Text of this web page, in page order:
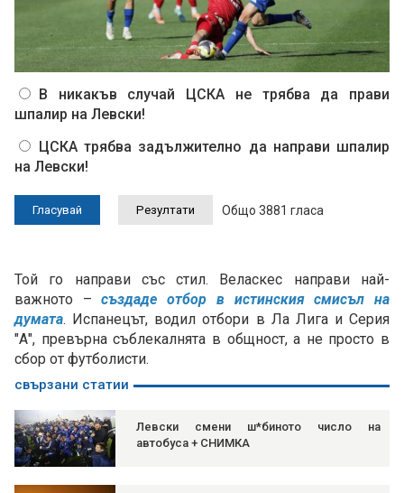
В никакъв случай ЦСКА не трябва да прави
шпалир на Левски!
ЦСКА трябва задължително да направи шпалир
на Левски!
Общо 3881 гласа
Той го направи със стил. Веласкес направи най-
важното –създаде отбор в истинския смисъл на
думата. Испанецът, водил отбори в Ла Лига и Серия
"А", превърна съблекалнята в общност, а не просто в
сбор от футболисти.
свързани статии
Левски смени ш*биното число на
автобуса + СНИМКА